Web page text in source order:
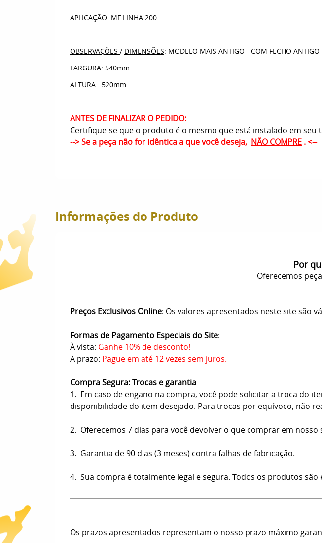
APLICAÇÃO: MF LINHA 200
OBSERVAÇÕES / DIMENSÕES: MODELO MAIS ANTIGO - COM FECHO ANTIGO
LARGURA: 540mm
ALTURA : 520mm
ANTES DE FINALIZAR O PEDIDO:
Certifique-se que o produto é o mesmo que está instalado em seu
--> Se a peça não for idêntica a que você deseja, NÃO COMPRE . <--
Informações do Produto
Por
Oferecemos
Preços Exclusivos Online: Os valores apresentados neste site são
Formas de Pagamento Especiais do Site:
À vista: Ganhe 10% de desconto!
A prazo: Pague em até 12 vezes sem juros.
Compra Segura: Trocas e garantia
1. Em caso de engano na compra, você pode solicitar a troca do
disponibilidade do item desejado. Para trocas por equívoco, não
2. Oferecemos 7 dias para você devolver o que comprar em
3. Garantia de 90 dias (3 meses) contra falhas de fabricação.
4. Sua compra é totalmente legal e segura. Todos os produtos
Os prazos apresentados representam o nosso prazo máximo